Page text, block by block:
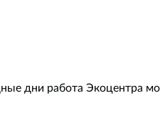
дни работа Экоцентра